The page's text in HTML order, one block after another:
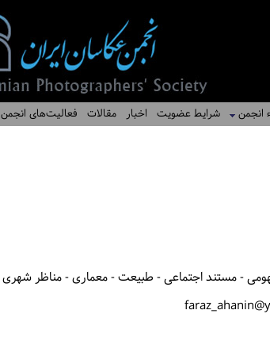
انجمن شرایط عضویت اخبار مقالات فعالیت‌های انجمن
- مستند اجتماعی - طبیعت - معماری - مناظر شهری